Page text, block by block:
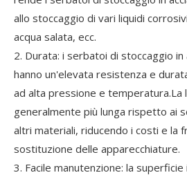
allo stoccaggio di vari liquidi
acqua salata, ecc.
2. Durata: i serbatoi di stoccaggio in
hanno un'elevata resistenza e
ad alta pressione e temperatura.La
generalmente più lunga rispetto ai
altri materiali, riducendo i costi e la
sostituzione delle apparecchiature.
3. Facile manutenzione: la